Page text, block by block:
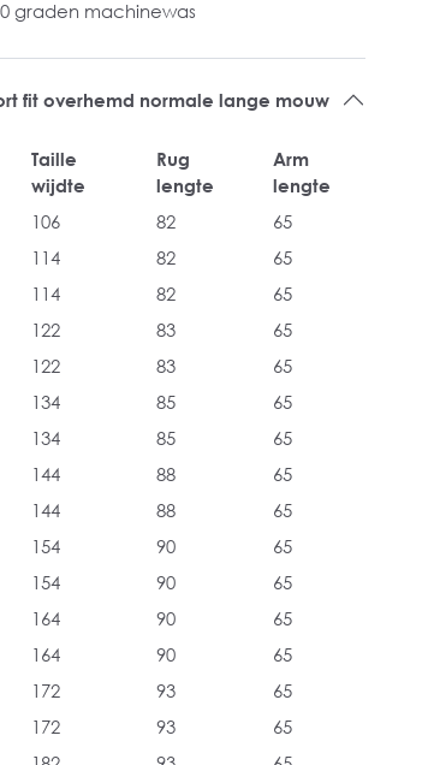
graden machinewas
fit overhemd normale lange mouw
Taille
wijdte
Rug
lengte
Arm
lengte
106 82
65
114 82
65
114 82
65
122 83
65
122 83
65
134 85
65
134 85
65
144 88
65
144 88
65
154 90
65
154 90
65
164 90
65
164 90
65
172 93
65
172 93
65